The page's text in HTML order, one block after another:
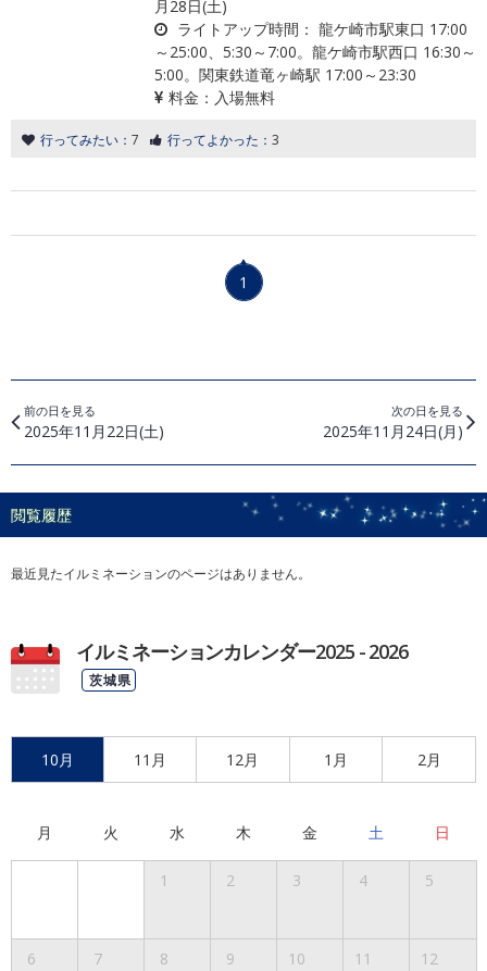
月28日(土)
ライトアップ時間： 龍ケ崎市駅東口 17:00
～25:00、5:30～7:00。龍ケ崎市駅西口 16:30～
5:00。関東鉄道竜ヶ崎駅 17:00～23:30
料金： 入場無料
行ってみたい： 7 行ってよかった： 3
1
前の日を見る
2025年11月22日(土)
次の日を見る
2025年11月24日(月)
閲覧履歴
最近見たイルミネーションのページはありません。
イルミネーションカレンダー2025 - 2026
茨城県
10月 11月 12月 1月 2月
月 火 水 木 金 土 日
1 2 3 4 5
6 7 8 9 10 11 12